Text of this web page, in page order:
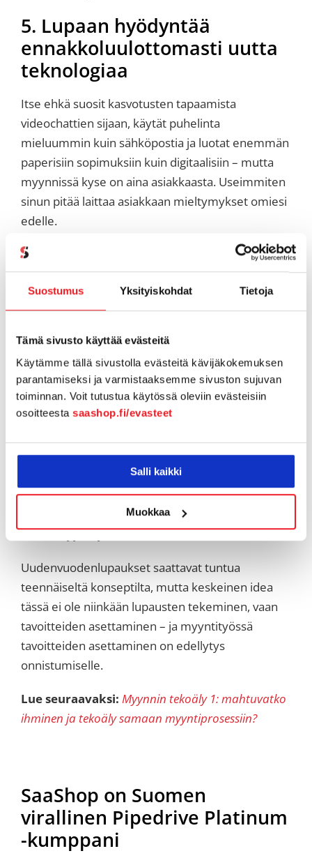
Suostumus Yksityiskohdat Tietoja
Tämä sivusto käyttää evästeitä
Käytämme tällä sivustolla evästeitä kävijäkokemuksen
parantamiseksi ja varmistaaksemme sivuston sujuvan
toiminnan. Voit tutustua käytössä oleviin evästeisiin
osoitteesta saashop.fi/evasteet
Salli kaikki
Muokkaa
5. Lupaan hyödyntää
ennakkoluulottomasti uutta
teknologiaa
Itse ehkä suosit kasvotusten tapaamista
videochattien sijaan, käytät puhelinta
mieluummin kuin sähköpostia ja luotat enemmän
paperisiin sopimuksiin kuin digitaalisiin – mutta
myynnissä kyse on aina asiakkaasta. Useimmiten
sinun pitää laittaa asiakkaan mieltymykset omiesi
edelle.
Kommunikaatioteknologian kehittyessä on
perusteltua olettaa, että yhä useampi
asiakkaistasi haluaa hyödyntää sitä. Tämän vuoksi
on välttämätöntä, että myynnin ammattilaiset
tuntevat tarvittavat työkalut, applikaatiot ja
menetelmät, joita asiakkaat käyttävät, kuten
esimerkiksi:
ruudun jakaminen
online-moduulit
digitaalisten dokumenttien luominen,
jakaminen ja allekirjoittaminen
Ota asiaksesi ottaa käyttöösi myös alasi suosima
teknologia, ei vain asiakkaidesi – teknologian
osuus myyntityössä vain kasvaa tulevaisuudessa.
Uudenvuodenlupaukset saattavat tuntua
teennäiseltä konseptilta, mutta keskeinen idea
tässä ei ole niinkään lupausten tekeminen, vaan
tavoitteiden asettaminen – ja myyntityössä
tavoitteiden asettaminen on edellytys
onnistumiselle.
Lue seuraavaksi: Myynnin tekoäly 1: mahtuvatko
ihminen ja tekoäly samaan myyntiprosessiin?
SaaShop on Suomen
virallinen Pipedrive Platinum
-kumppani